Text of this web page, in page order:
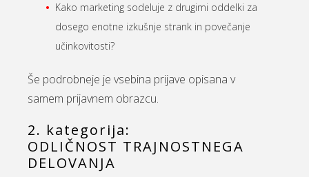
Kako marketing sodeluje z drugimi oddelki za
dosego enotne izkušnje strank in povečanje
učinkovitosti?
Še podrobneje je vsebina prijave opisana v
samem prijavnem obrazcu.
2. kategorija:
ODLIČNOST TRAJNOSTNEGA
DELOVANJA